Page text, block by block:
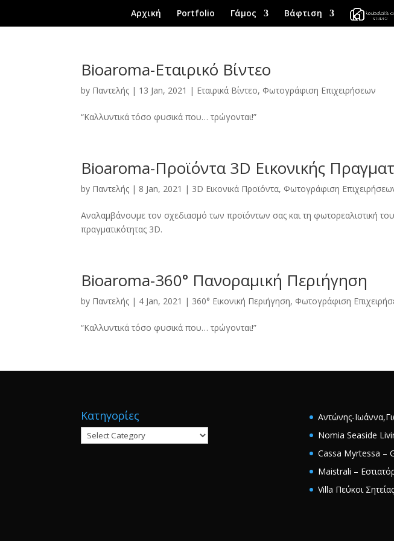
Αρχική Portfolio Γάμος Βάφτιση
Bioaroma-Εταιρικό Βίντεο
by Παντελής | 13 Jan, 2021 | Εταιρικά Βίντεο, Φωτογράφιση Επιχειρήσεων
“Καλλυντικά τόσο φυσικά που… τρώγονται!”
Bioaroma-Προϊόντα 3D Εικονικής
by Παντελής | 8 Jan, 2021 | 3D Εικονικά Προϊόντα, Φωτογράφιση
Αναλαμβάνουμε τον σχεδιασμό των προϊόντων σας και τη φωτορεαλιστική
πραγματικότητας 3D.
Bioaroma-360° Πανοραμική Περιήγηση
by Παντελής | 4 Jan, 2021 | 360° Εικονική Περιήγηση, Φωτογράφιση
“Καλλυντικά τόσο φυσικά που… τρώγονται!”
Κατηγορίες
Κατηγορίες
Αντώνης-
Nomia Seaside
Cassa Myrtessa –
Maistrali –
Villa Πεύκοι